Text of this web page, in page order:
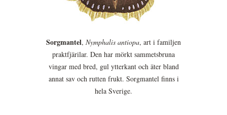
Sorgmantel, Nymphalis antiopa, art i familjen
praktfjärilar. Den har mörkt sammetsbruna
vingar med bred, gul ytterkant och äter bland
annat sav och rutten frukt. Sorgmantel finns i
hela Sverige.